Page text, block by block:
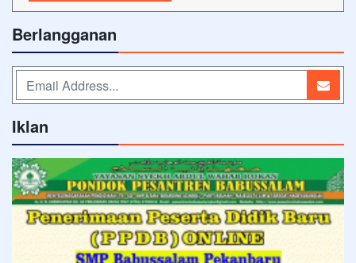
Berlangganan
Iklan